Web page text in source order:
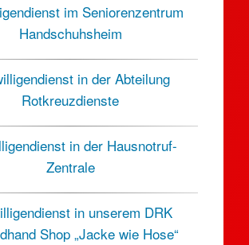
im Seniorenzentrum
Handschuhsheim
in der Abteilung
Rotkreuzdienste
in der Hausnotruf-
Zentrale
in unserem DRK
Shop „Jacke wie Hose“